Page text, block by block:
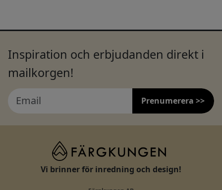
Inspiration och erbjudanden direkt i
mailkorgen!
Prenumerera >>
Vi brinner för inredning och design!